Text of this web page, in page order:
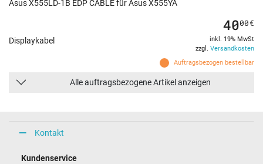
Asus X555LD-1B EDP CABLE für Asus X555YA
Displaykabel
Auftragsbezogen bestellbar
4000€
inkl. 19% MwSt
zzgl. Versandkosten
Alle auftragsbezogene Artikel anzeigen
Kontakt
Kundenservice